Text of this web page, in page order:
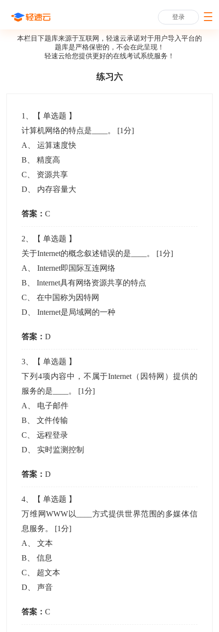
登录
本栏目下题库来源于互联网，轻速云承诺对于用户导入平台的
题库是严格保密的，不会在此呈现！
轻速云给您提供更好的在线考试系统服务！
练习六
1 、【单选题 】
计算机网络的特点是____。 [1分]
A
、运算速度快
B 、精度高
C
资源共享
D
内存容量大
答案：C
2 、【单选题 】
关于Internet的概念叙述错误的是____。 [1分]
A
、Internet即国际互连网络
B 、Internet具有网络资源共享的特点
C 、在中国称为因特网
D 、Internet是局域网的一种
答案：D
3 、【单选题 】
下列4项内容中，不属于Internet（因特网）提供的
服务的是____。 [1分]
A
电子邮件
B 、文件传输
C 、远程登录
D
实时监测控制
答案：D
4 、【单选题 】
万维网WWW以____方式提供世界范围的多媒体信
息服务。 [1分]
A
、文本
B 、信息
C
超文本
D 、声音
答案：C